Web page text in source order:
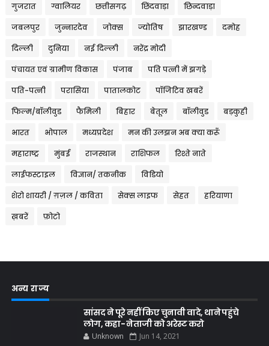
गुजरात ग्वालियर छत्तीसगढ़ छिंदवाड़ा छिन्दवाड़ा
जबलपुर जुन्नारदेव जोक्स ज्योतिष झारखण्ड दमोह
दिल्ली दुनिया नई दिल्ली नरेंद्र मोदी
पंचायत एवं ग्रामीण विकास पंजाब पति पत्नी में झगड़े
पति-पत्नी परासिया पातालकोट पॉजिटिव खबरें
फिल्म/बॉलीवुड फैमिली बिहार बेतूल बॉलीवुड बड़कुही
भारत भोपाल मध्यप्रदेश मन की उलझन अब क्या करूँ
महाराष्ट्र मुंबई राजस्थान राशिफल रिश्ते नाते
लाईफस्टाइल विज्ञान/ तकनीक विडियो
शेरो शायरी / ग़ज़ल / कविता सेक्स लाइफ सेहत हरियाणा
ख़बरें फ़ोटो
अन्य राज्य
सांसद ने पूरे नहीं किए चुनावी वादे, थाने पहुंचे
लोग, कहा- नेताजी को अरेस्ट करो
Unknown Jun 14, 2021